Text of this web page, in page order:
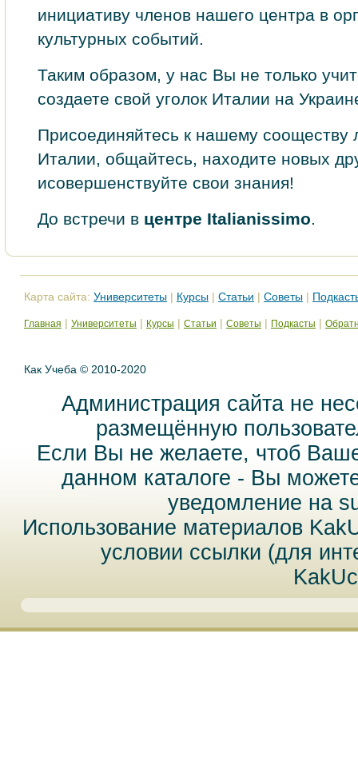
инициативу членов нашего центра в
культурных событий.
Таким образом, у нас Вы не только
создаете свой уголок Италии на
Присоединяйтесь к нашему сооществу
Италии, общайтесь, находите новых
исовершенствуйте свои знания!
До встречи в центре Italianissimo.
Карта сайта: Университеты | Курсы | Статьи | Советы |
Главная | Университеты | Курсы | Статьи | Советы | Подкасты |
Как Учеба © 2010-2020
Администрация сайта не
размещённую
Если Вы не желаете, чтоб
данном каталоге - Вы
уведомление на
Использование материалов
условии ссылки (для